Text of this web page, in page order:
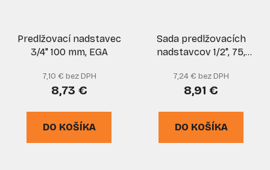
Predlžovací nadstavec
3/4" 100 mm, EGA
7,10 € bez DPH
8,73 €
DO KOŠÍKA
Sada predlžovacích
nadstavcov 1/2", 75,
dielna, GEKO
7,24 € bez DPH
8,91 €
DO KOŠÍKA